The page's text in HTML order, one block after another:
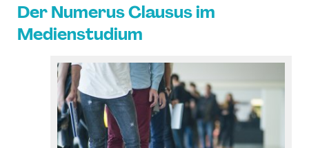
Der Numerus Clausus im
Medienstudium